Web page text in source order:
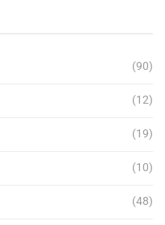
(90)
(12)
(19)
(10)
(48)